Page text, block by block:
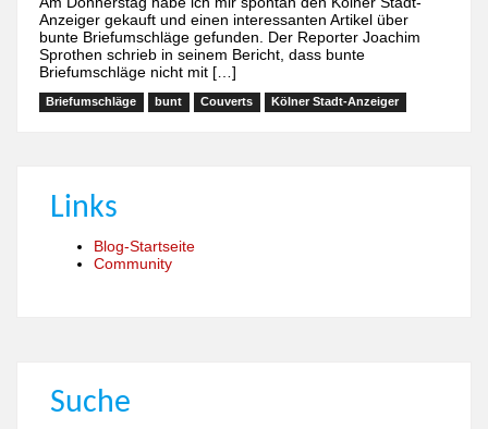
Anzeiger gekauft und einen interessanten Artikel über
bunte Briefumschläge gefunden. Der Reporter Joachim
Sprothen schrieb in seinem Bericht, dass bunte
Briefumschläge nicht mit […]
Briefumschläge bunt Couverts Kölner Stadt-Anzeiger
Links
Blog-Startseite
Community
Suche